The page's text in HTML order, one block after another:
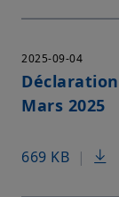
2025-09-04
Mars 2025
669 KB |